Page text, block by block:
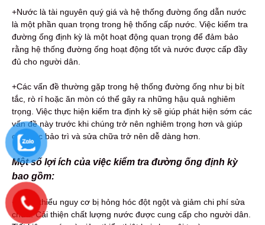
+Nước là tài nguyên quý giá và hệ thống đường ống dẫn nước
là một phần quan trọng trong hệ thống cấp nước. Việc kiểm tra
đường ống định kỳ là một hoạt động quan trọng để đảm bảo
rằng hệ thống đường ống hoạt động tốt và nước được cấp đầy
đủ cho người dân.
+Các vấn đề thường gặp trong hệ thống đường ống như bị bít
tắc, rò rỉ hoặc ăn mòn có thể gây ra những hậu quả nghiêm
trọng. Việc thực hiện kiểm tra định kỳ sẽ giúp phát hiện sớm các
vấn đề này trước khi chúng trở nên nghiêm trọng hơn và giúp
cho việc bảo trì và sửa chữa trở nên dễ dàng hơn.
Một số lợi ích của việc kiểm tra đường ống định kỳ
bao gồm:
+Giảm thiểu nguy cơ bị hỏng hóc đột ngột và giảm chi phí sửa
chữa. Cải thiện chất lượng nước được cung cấp cho người dân.